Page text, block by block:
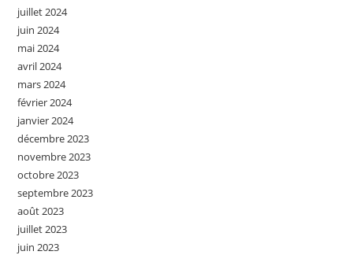
juillet 2024
juin 2024
mai 2024
avril 2024
mars 2024
février 2024
janvier 2024
décembre 2023
novembre 2023
octobre 2023
septembre 2023
août 2023
juillet 2023
juin 2023